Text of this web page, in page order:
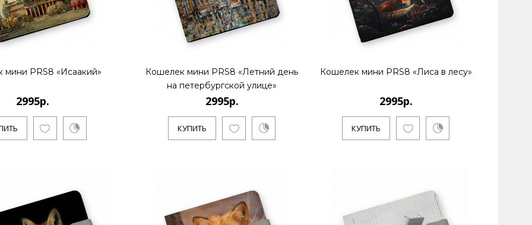
КУПИТЬ
мини PRS8 «Исаакий»
2995р.
Кошелек мини PRS8 «Летний день
на петербургской улице»
2995р.
КУПИТЬ
Кошелек мини PRS8 «Лиса в лесу»
2995р.
КУПИТЬ